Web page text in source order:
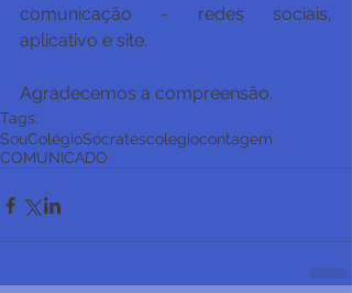
comunicação - redes sociais,
aplicativo e site.
Agradecemos a compreensão.
Tags:
SouColégioSócratescolegiocontagem
COMUNICADO